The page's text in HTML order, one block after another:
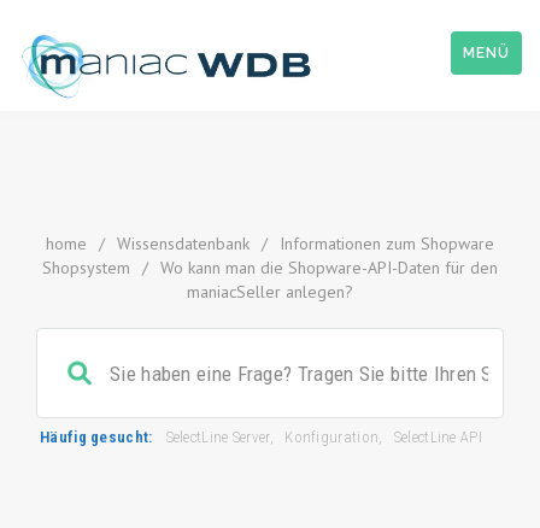
MENÜ
home / Wissensdatenbank /
Informationen zum Shopware
Shopsystem
/ Wo kann man die Shopware-API-Daten für den
maniacSeller anlegen?
Häufig gesucht: SelectLine Server, Konfiguration, SelectLine API